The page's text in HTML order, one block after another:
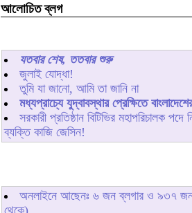
আলোচিত ব্লগ
যতবার শেষ, ততবার শুরু
জুলাই যোদ্ধা!
তুমি যা জানো, আমি তা জানি না
মধ্যপ্রাচ্যে যুদ্বাবস্থার প্রেক্ষিতে
সরকারী প্রতিষ্ঠান বিটিভির মহাপরিচালক পদে
ব্যক্তি কাজি জেসিন!
অনলাইনে আছেনঃ ৬ জন ব্লগার ও ৯৩৭
থেকে)